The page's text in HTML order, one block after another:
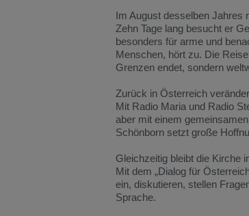
Im August desselben Jahres
Zehn Tage lang besucht er
besonders für arme und
Menschen, hört zu. Die Reise
Grenzen endet, sondern
Zurück in Österreich
Mit Radio Maria und Radio
aber mit einem gemeinsamen
Schönborn setzt große
Gleichzeitig bleibt die Kirche
Mit dem „Dialog für
ein, diskutieren, stellen
Sprache.